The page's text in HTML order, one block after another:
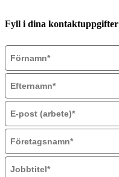
Fyll i dina kontaktuppgifter